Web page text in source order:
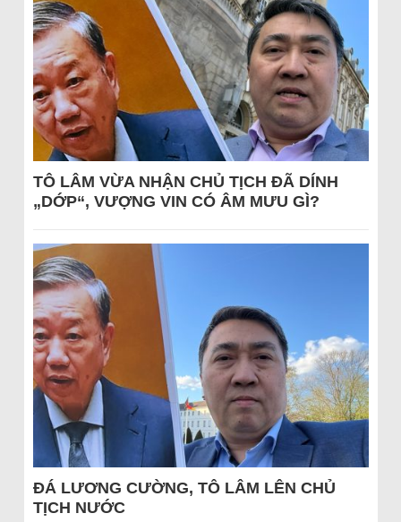
TÔ LÂM VỪA NHẬN CHỦ TỊCH ĐÃ DÍNH
„DỚP“, VƯỢNG VIN CÓ ÂM MƯU GÌ?
ĐÁ LƯƠNG CƯỜNG, TÔ LÂM LÊN CHỦ
TỊCH NƯỚC